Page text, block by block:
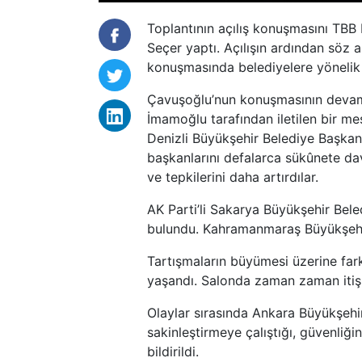
Toplantının açılış konuşmasını
Seçer yaptı. Açılışın ardından
konuşmasında belediyelere
Çavuşoğlu’nun konuşmasının
İmamoğlu tarafından iletilen bir
Denizli Büyükşehir Belediye
başkanlarını defalarca sükûnete
ve tepkilerini daha artırdılar.
AK Parti’li Sakarya Büyükşehir
bulundu. Kahramanmaraş
Tartışmaların büyümesi üzerine
yaşandı. Salonda zaman zaman
Olaylar sırasında Ankara
sakinleştirmeye çalıştığı,
bildirildi.